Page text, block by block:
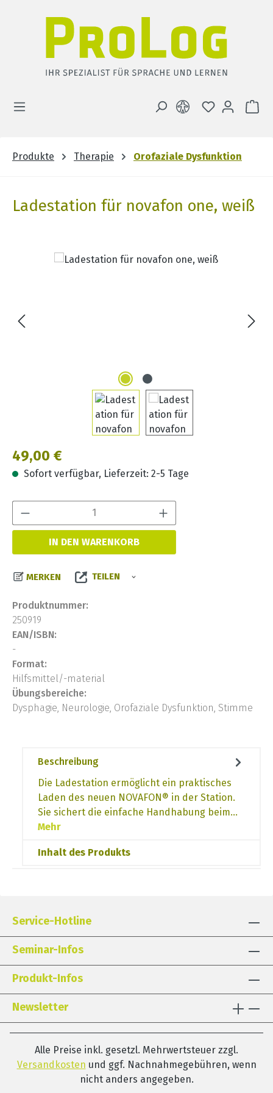
DU HAST 0
Produkte Therapie Orofaziale Dysfunktion
Ladestation für novafon one, weiß
Bildergalerie überspringen
Regulärer Preis:
49,00 €
Sofort verfügbar, Lieferzeit: 2-5 Tage
IN DEN WARENKORB
MERKEN TEILEN
Produktnummer:
250919
EAN/ISBN:
-
Format:
Hilfsmittel/-material
Übungsbereiche:
Dysphagie, Neurologie, Orofaziale Dysfunktion, Stimme
Beschreibung
Die Ladestation ermöglicht ein praktisches
Laden des neuen NOVAFON® in der Station.
Sie sichert die einfache Handhabung beim…
Mehr
Inhalt des Produkts
Service-Hotline
Seminar-Infos
Produkt-Infos
Newsletter
Alle Preise inkl. gesetzl. Mehrwertsteuer zzgl.
Versandkosten und ggf. Nachnahmegebühren, wenn
nicht anders angegeben.